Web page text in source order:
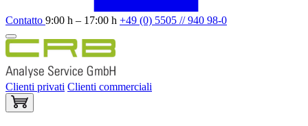
Contatto 9:00 h – 17:00 h +49 (0) 5505 // 940 98-0
Clienti privati Clienti commerciali